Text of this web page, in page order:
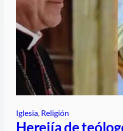
Iglesia, Religión
Herejía de